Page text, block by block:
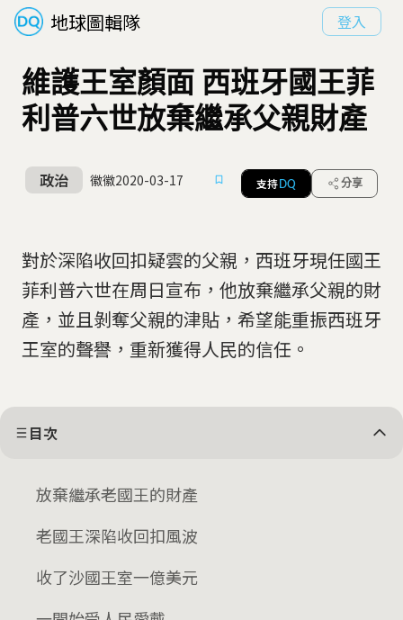
地球圖輯隊 登入
維護王室顏面 西班牙國王菲
利普六世放棄繼承父親財產
政治 徽徽2020-03-17 支持 DQ 分享
對於深陷收回扣疑雲的父親，西班牙現任國王
菲利普六世在周日宣布，他放棄繼承父親的財
產，並且剝奪父親的津貼，希望能重振西班牙
王室的聲譽，重新獲得人民的信任。
目次
放棄繼承老國王的財產
老國王深陷收回扣風波
收了沙國王室一億美元